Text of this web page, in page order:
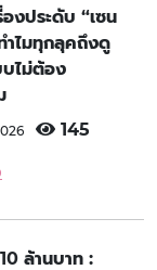
งประดับ “เซน
ำไมทุกลุคถึงดู
ไม่ต้อง
145
ล้านบาท :